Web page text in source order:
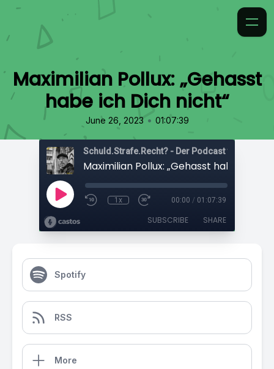
Maximilian Pollux: „Gehasst
habe ich Dich nicht“
June 26, 2023 • 01:07:39
1x 00:00 / 01:07:39
SUBSCRIBE SHARE
Spotify
RSS
More